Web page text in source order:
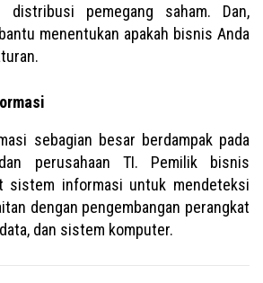
pemegang saham. Dan,
menentukan apakah bisnis Anda
sebagian besar berdampak pada
perusahaan TI. Pemilik bisnis
sistem informasi untuk mendeteksi
dengan pengembangan perangkat
dan sistem komputer.